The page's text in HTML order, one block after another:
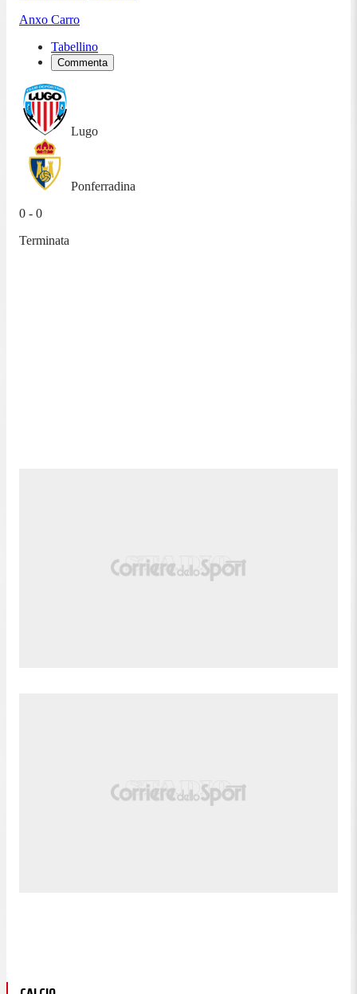
Anxo Carro
Tabellino
Commenta
Lugo
Ponferradina
0 - 0
Terminata